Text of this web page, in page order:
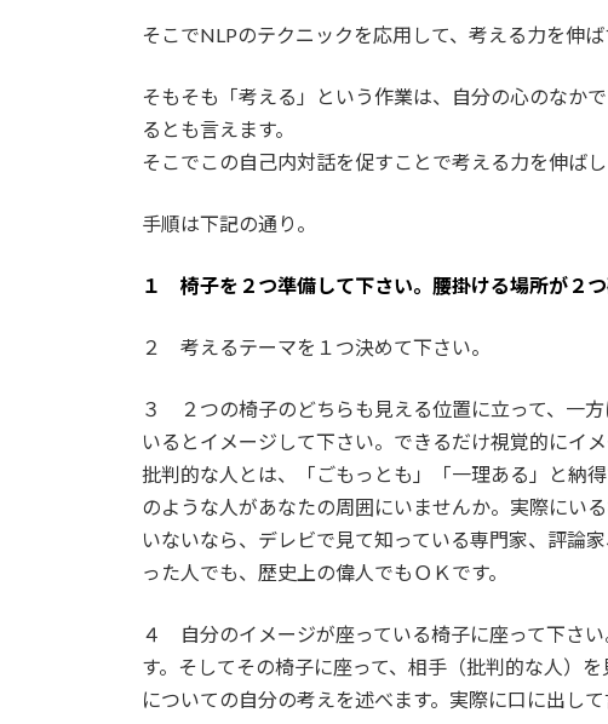
そこでNLPのテクニックを応用して、考える力を伸ば
そもそも「考える」という作業は、自分の心のなか
るとも言えます。
そこでこの自己内対話を促すことで考える力を伸ばし
手順は下記の通り。
１ 椅子を２つ準備して下さい。腰掛ける場所が２つ
２ 考えるテーマを１つ決めて下さい。
３ ２つの椅子のどちらも見える位置に立って、一
いるとイメージして下さい。できるだけ視覚的にイメ
批判的な人とは、「ごもっとも」「一理ある」と納
のような人があなたの周囲にいませんか。実際にい
いないなら、デレビで見て知っている専門家、評論
った人でも、歴史上の偉人でもＯＫです。
４ 自分のイメージが座っている椅子に座って下さ
す。そしてその椅子に座って、相手（批判的な人）
についての自分の考えを述べます。実際に口に出して